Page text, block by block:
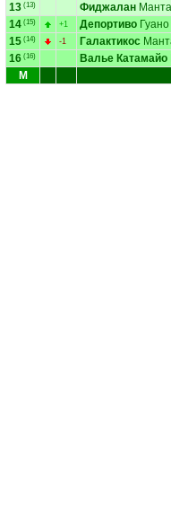
13 (13) Фиджалан Манта
14 (15) +1 Депортиво Гуано
15 (14) -1 Галактикос
16 (16) Валье Катамайо
М